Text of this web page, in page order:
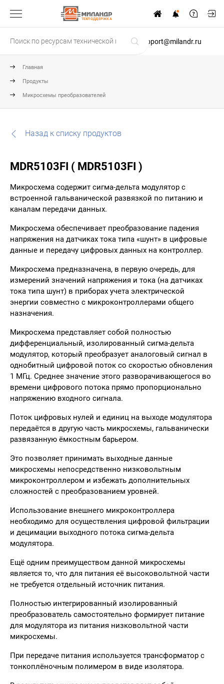
ТЕХПОДДЕРЖКА
support@milandr.ru
Главная
Продукты
Микросхемы преобразователей
Назад к списку продуктов
MDR5103FI ( MDR5103FI )
Микросхема содержит сигма-дельта модулятор с
встроенной гальванической развязкой по питанию и
каналам передачи данных.
Микросхема обеспечивает преобразование падения
напряжения на датчиках тока типа «шунт» в цифровые
данные и передачу цифровых данных на контроллер.
Микросхема предназначена, в первую очередь, для
измерений значений напряжения и тока (на датчиках
тока типа шунт) в приборах учета электрической
энергии совместно с микроконтроллерами общего
назначения.
Микросхема представляет собой полностью
дифференциальный, изолированный сигма-дельта
модулятор, который преобразует аналоговый сигнал в
однобитный цифровой поток со скоростью обновления
1 МГц. Среднее значение этого разворачивающегося во
времени цифрового потока прямо пропорционально
напряжению входного сигнала.
Поток цифровых нулей и единиц на выходе модулятора
передаётся в другую часть микросхемы, гальванически
развязанную ёмкостным барьером.
Это позволяет принимать выходные данные
микросхемы непосредственно низковольтным
микроконтроллером и избежать дополнительных
сложностей с преобразованием уровней.
Использование внешнего микроконтроллера
необходимо для осуществления цифровой фильтрации
и децимации выходного потока сигма-дельта
модулятора.
Ещё одним преимуществом данной микросхемы
является то, что для питания её высоковольтной части
не требуется отдельный источник питания.
Полностью интегрированный изолированный
преобразователь самостоятельно формирует питание
для модулятора из питания низковольтной части
микросхемы.
При передаче питания используется трансформатор с
тонкоплёночным полимером в виде изолятора.